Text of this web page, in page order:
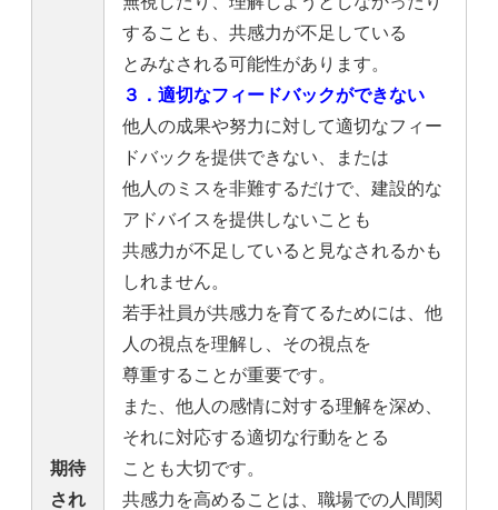
期待
され
することも、共感力が不足している
とみなされる可能性があります。
３．適切なフィードバックができない
他人の成果や努力に対して適切なフィー
ドバックを提供できない、または
他人のミスを非難するだけで、建設的な
アドバイスを提供しないことも
共感力が不足していると見なされるかも
しれません。
若手社員が共感力を育てるためには、他
人の視点を理解し、その視点を
尊重することが重要です。
また、他人の感情に対する理解を深め、
それに対応する適切な行動をとる
ことも大切です。
共感力を高めることは、職場での人間関